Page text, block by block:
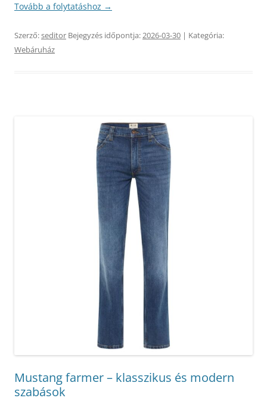
Tovább a folytatáshoz →
Szerző:seditor Bejegyzés időpontja:2026-03-30 | Kategória:
Webáruház
Mustang farmer – klasszikus és modern
szabások